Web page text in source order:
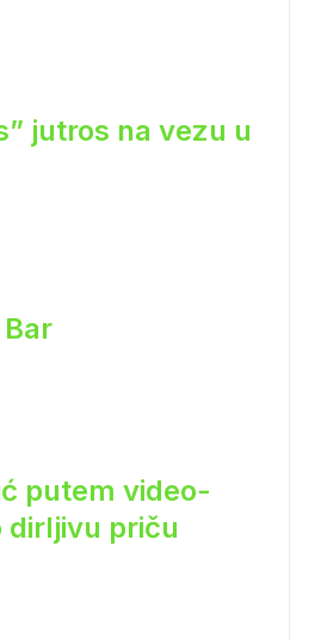
jutros na vezu u
putem video-
dirljivu priču